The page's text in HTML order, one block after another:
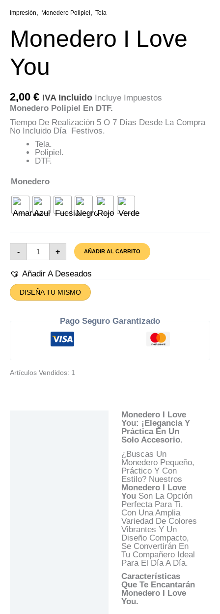
Impresión, Monedero Polipiel , Tela
Monedero I Love
You
2,00 € IVA Incluido Incluye Impuestos
Monedero Polipiel En DTF.
Tiempo De Realización 5 O 7 Días Desde La Compra
No Incluido Día Festivos.
Tela.
Polipiel.
DTF.
Monedero
-
Monedero
You
+ AÑADIR AL CARRITO
Añadir A Deseados
DISEÑA TU MISMO
Pago Seguro Garantizado
Artículos Vendidos: 1
Monedero I Love
You: ¡Elegancia Y
Práctica En Un
Solo Accesorio.
¿Buscas Un
Monedero Pequeño,
Práctico Y Con
Estilo? Nuestros
Monedero I Love
YouSon La Opción
Perfecta Para Ti.
Con Una Amplia
Variedad De Colores
Vibrantes Y Un
Diseño Compacto,
Se Convertirán En
Tu Compañero Ideal
Para El Día A Día.
Características
Que Te Encantarán
Monedero I Love
You.